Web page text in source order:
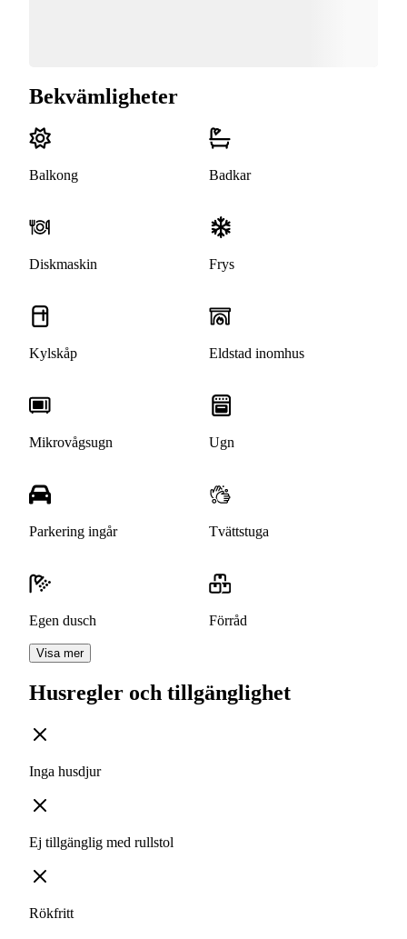
Bekvämligheter
Balkong Badkar
Diskmaskin Frys
Kylskåp Eldstad inomhus
Mikrovågsugn Ugn
Parkering ingår Tvättstuga
Egen dusch Förråd
Visa mer
Husregler och tillgänglighet
Inga husdjur
Ej tillgänglig med rullstol
Rökfritt